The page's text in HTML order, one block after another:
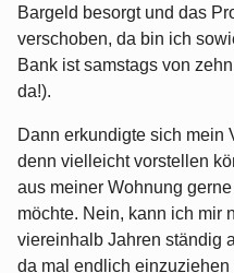
Bargeld besorgt und das
verschoben, da bin ich
Bank ist samstags von
da!).
Dann erkundigte sich mein
denn vielleicht vorstellen
aus meiner Wohnung
möchte. Nein, kann ich mir
viereinhalb Jahren ständig
da mal endlich